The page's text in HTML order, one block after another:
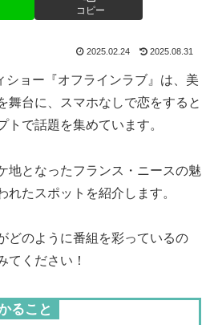
コピー
2025.02.24 2025.08.31
ショー『オフラインラブ』は、美
舞台に、スマホなしで恋をすると
トで話題を集めています。
地となったフランス・ニースの魅
れたスポットを紹介します。
どのように番組を彩っているの
てください！
ること